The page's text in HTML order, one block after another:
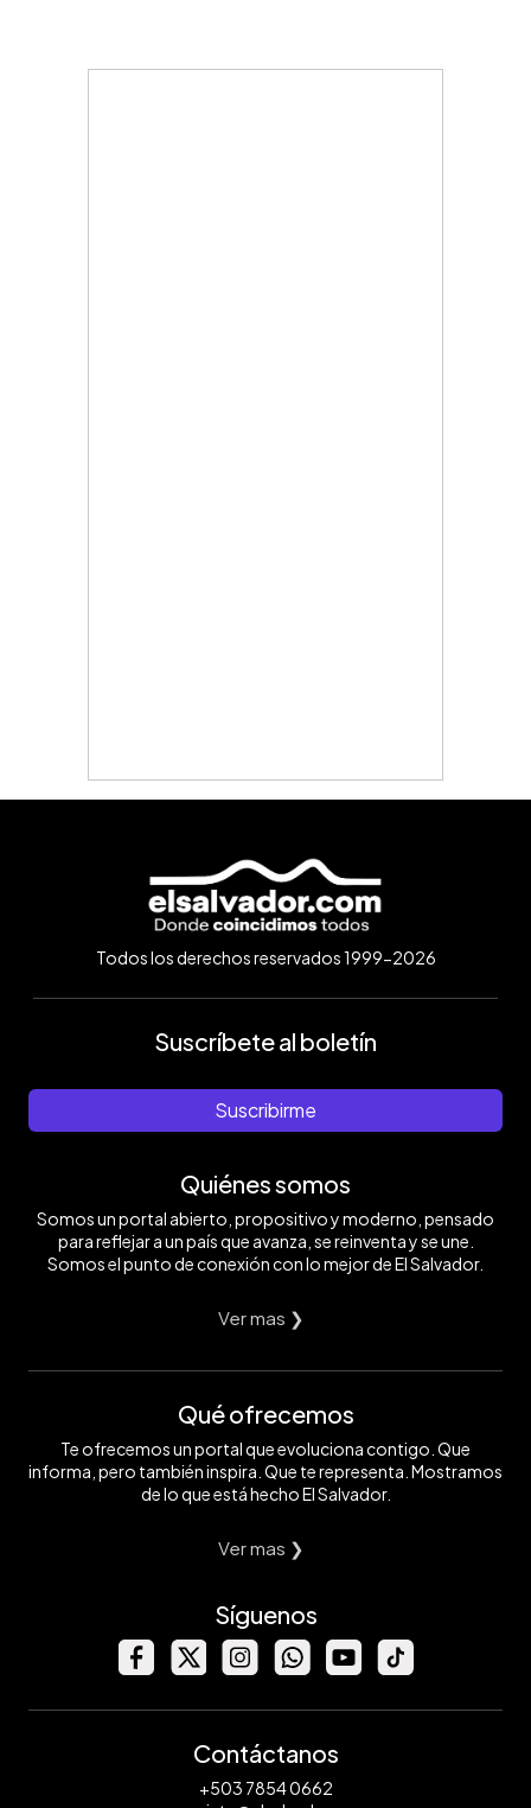
Todos los derechos reservados 1999-2026
Suscríbete al boletín
Suscribirme
Quiénes somos
Somos un portal abierto, propositivo y moderno, pensado
para reflejar a un país que avanza, se reinventa y se une.
Somos el punto de conexión con lo mejor de El Salvador.
Ver mas ❯
Qué ofrecemos
Te ofrecemos un portal que evoluciona contigo. Que
informa, pero también inspira. Que te representa. Mostramos
de lo que está hecho El Salvador.
Ver mas ❯
Síguenos
Contáctanos
+503 7854 0662